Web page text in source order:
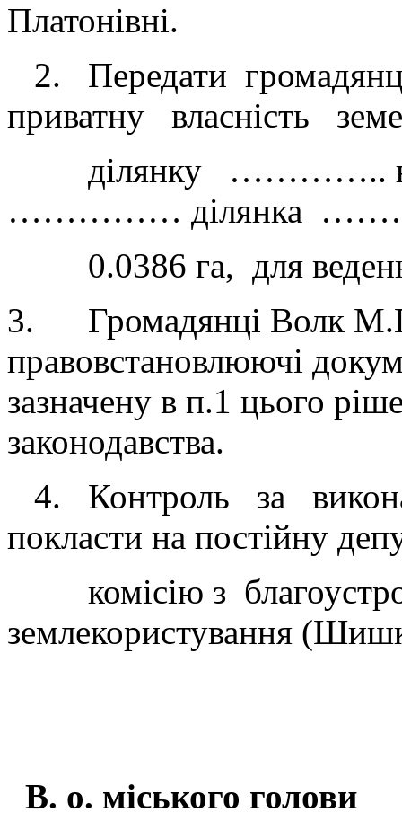
Платонівні.
2. Передати
приватну власність
ділянку ………….. в
…………… ділянка
0.0386 га, для
3. Громадянці Волк
правовстановлюючі
зазначену в п.1 цього
законодавства.
4. Контроль за
покласти на постійну
комісію з
землекористування
В. о. міського голови